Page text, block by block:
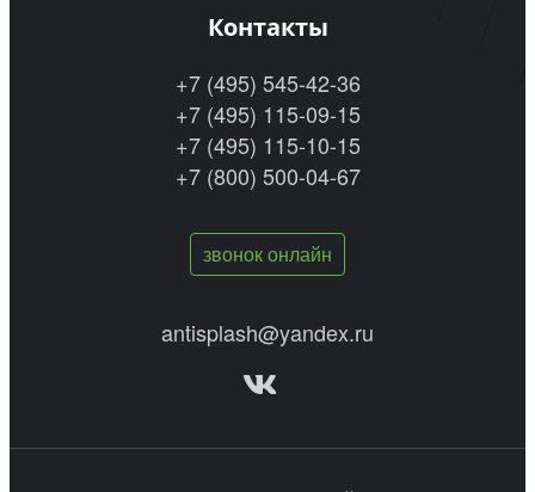
Контакты
+7 (495) 545-42-36
+7 (495) 115-09-15
+7 (495) 115-10-15
+7 (800) 500-04-67
звонок онлайн
antisplash@yandex.ru